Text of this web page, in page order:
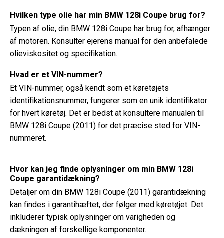
Hvilken type olie har min BMW 128i Coupe brug for?
Typen af ​​olie, din BMW 128i Coupe har brug for, afhænger
af motoren. Konsulter ejerens manual for den anbefalede
olieviskositet og specifikation.
Hvad er et VIN-nummer?
Et VIN-nummer, også kendt som et køretøjets
identifikationsnummer, fungerer som en unik identifikator
for hvert køretøj. Det er bedst at konsultere manualen til
BMW 128i Coupe (2011) for det præcise sted for VIN-
nummeret.
Hvor kan jeg finde oplysninger om min BMW 128i
Coupe garantidækning?
Detaljer om din BMW 128i Coupe (2011) garantidækning
kan findes i garantihæftet, der følger med køretøjet. Det
inkluderer typisk oplysninger om varigheden og
dækningen af ​​forskellige komponenter.